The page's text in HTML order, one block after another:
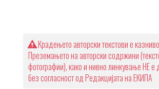
Крадењето авторски текстови е
Преземањето на авторски содржини
фотографии), како и нивно линкување НЕ е
без согласност од Редакцијата на ЕКИПА